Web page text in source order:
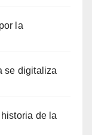
la
se digitaliza
de la